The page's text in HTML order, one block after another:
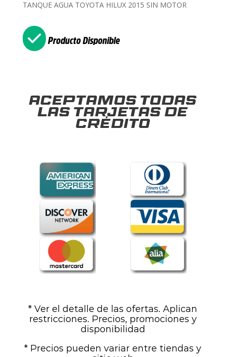
TANQUE AGUA TOYOTA HILUX 2015 SIN MOTOR
Producto Disponible
Aceptamos todas
las tarjetas de
crédito
* Ver el detalle de las ofertas. Aplican
restricciones. Precios, promociones y
disponibilidad
* Precios pueden variar entre tiendas y